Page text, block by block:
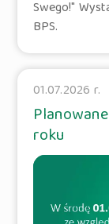
Swego!"
BPS.
01.07.2026 r.
roku